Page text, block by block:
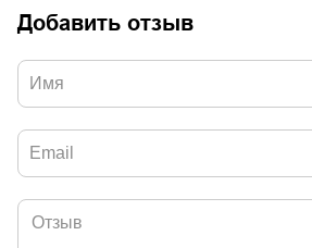
Добавить отзыв